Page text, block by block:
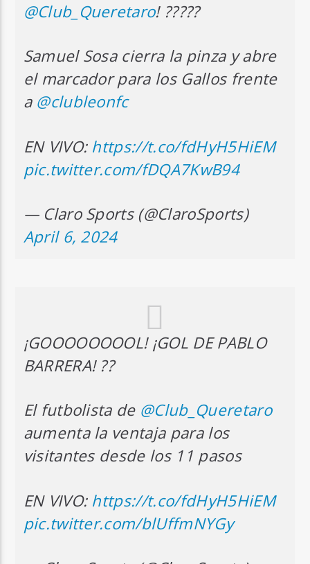
@Club_Queretaro! ?????
Samuel Sosa cierra la pinza y abre
el marcador para los Gallos frente
a @clubleonfc
EN VIVO: https://t.co/fdHyH5HiEM
pic.twitter.com/fDQA7KwB94
— Claro Sports (@ClaroSports)
April 6, 2024
¡GOOOOOOOOL! ¡GOL DE PABLO
BARRERA! ??
El futbolista de @Club_Queretaro
aumenta la ventaja para los
visitantes desde los 11 pasos
EN VIVO: https://t.co/fdHyH5HiEM
pic.twitter.com/blUffmNYGy